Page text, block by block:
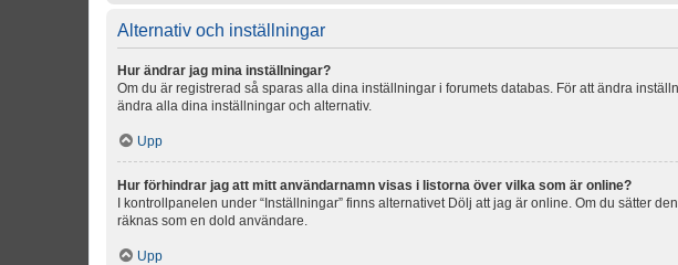
Alternativ och inställningar
Hur ändrar jag mina inställningar?
Om du är registrerad så sparas alla dina inställningar i forumets databas. För att ändra
ändra alla dina inställningar och alternativ.
Upp
Hur förhindrar jag att mitt användarnamn visas i listorna över vilka som är online?
I kontrollpanelen under “Inställningar” finns alternativet Dölj att jag är online. Om du sätter
räknas som en dold användare.
Upp